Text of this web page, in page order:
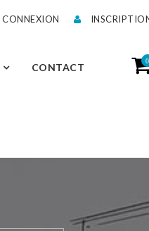
CONNEXION
CONTACT
0